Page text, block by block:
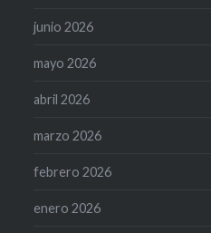
junio 2026
mayo 2026
abril 2026
marzo 2026
febrero 2026
enero 2026